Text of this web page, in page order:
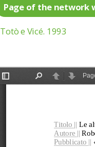
Page of the network
Totò e Vicé. 1993